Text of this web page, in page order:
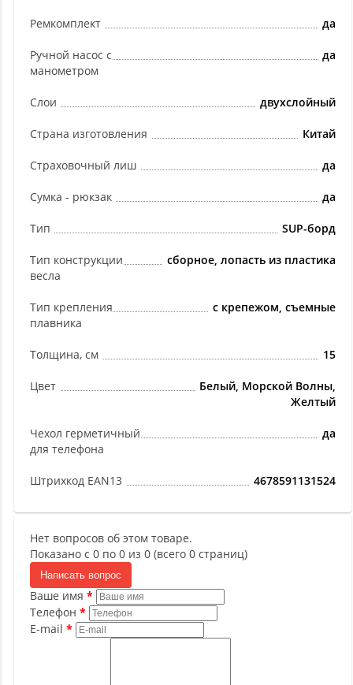
Ремкомплект да
Ручной насос с
манометром
да
Слои двухслойный
Страна изготовления Китай
Страховочный лиш да
Сумка - рюкзак да
Тип SUP-борд
Тип конструкции
весла
сборное, лопасть из пластика
Тип крепления
плавника
с крепежом, съемные
Толщина, см 15
Цвет
Белый, Морской Волны,
Желтый
Чехол герметичный
для телефона
да
Штрихкод EAN13 4678591131524
Нет вопросов об этом товаре.
Показано с 0 по 0 из 0 (всего 0 страниц)
Написать вопрос
Ваше имя
Телефон
E-mail